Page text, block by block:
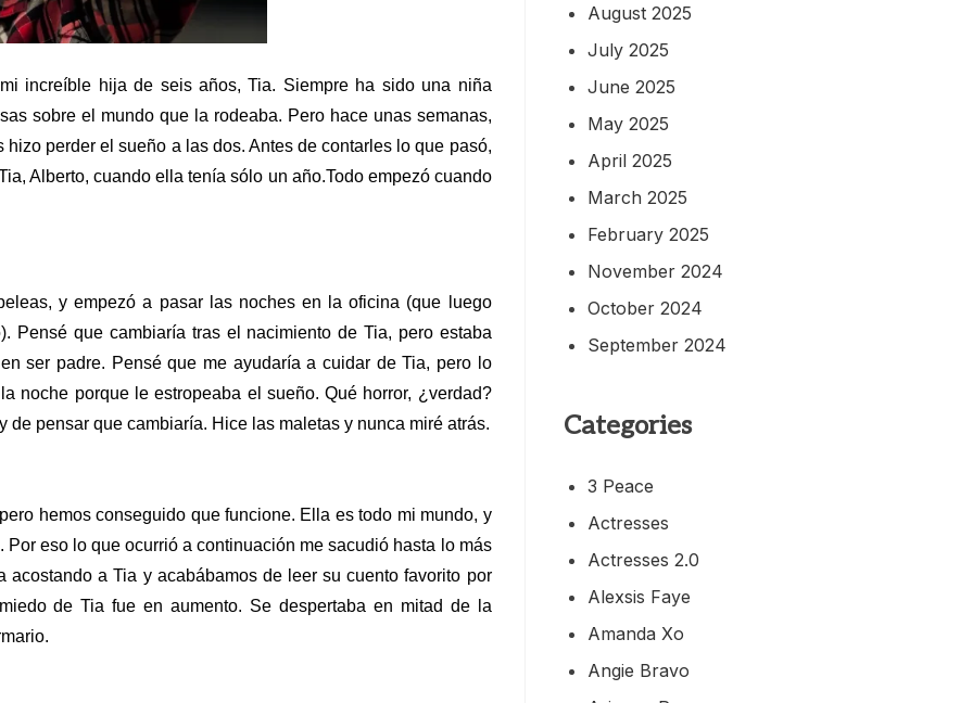
increíble hija de seis años, Tia. Siempre ha sido una niña
sobre el mundo que la rodeaba. Pero hace unas semanas,
perder el sueño a las dos. Antes de contarles lo que pasó,
Alberto, cuando ella tenía sólo un año.Todo empezó cuando
y empezó a pasar las noches en la oficina (que luego
Pensé que cambiaría tras el nacimiento de Tia, pero estaba
ser padre. Pensé que me ayudaría a cuidar de Tia, pero lo
noche porque le estropeaba el sueño. Qué horror, ¿verdad?
pensar que cambiaría. Hice las maletas y nunca miré atrás.
hemos conseguido que funcione. Ella es todo mi mundo, y
eso lo que ocurrió a continuación me sacudió hasta lo más
acostando a Tia y acabábamos de leer su cuento favorito por
de Tia fue en aumento. Se despertaba en mitad de la
August 2025
July 2025
June 2025
May 2025
April 2025
March 2025
February 2025
November 2024
October 2024
September 2024
Categories
3 Peace
Actresses
Actresses 2.0
Alexsis Faye
Amanda Xo
Angie Bravo